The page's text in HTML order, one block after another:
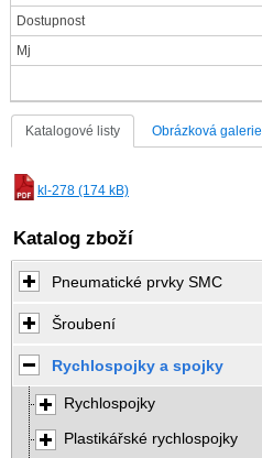
Dostupnost
Mj
Katalogové listy Obrázková galerie
kl-278 (174 kB)
Katalog zboží
Pneumatické prvky SMC
Šroubení
Rychlospojky a spojky
Rychlospojky
Plastikářské rychlospojky